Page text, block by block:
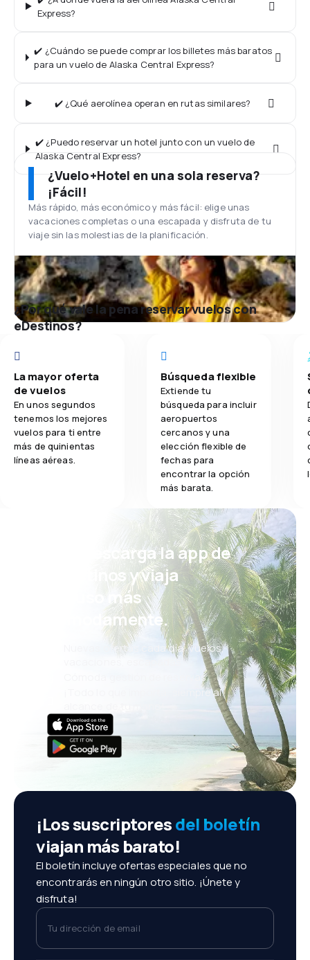
Express?
✔️ ¿Cuándo se puede comprar los billetes más baratos
para un vuelo de Alaska Central Express?
✔️ ¿Qué aerolínea operan en rutas similares?
✔️ ¿Puedo reservar un hotel junto con un vuelo de
Alaska Central Express?
¿Vuelo+Hotel en una sola reserva?
¡Fácil!
Más rápido, más económico y más fácil: elige unas
vacaciones completas o una escapada y disfruta de tu
viaje sin las molestias de la planificación.
¿Por qué vale la pena reservar vuelos con
eDestinos?
La mayor oferta
de vuelos
En unos segundos
tenemos los mejores
vuelos para ti entre
más de quinientas
líneas aéreas.
Búsqueda flexible
Extiende tu
búsqueda para incluir
aeropuertos
cercanos y una
elección flexible de
fechas para
encontrar la opción
más barata.
¡Eh! Descarga la app de
eDestinos y viaja
incluso más
cómodamente.
Nuevas ofertas cada día: vuelos,
vacaciones, escapadas
Cómoda gestión de reservas
¡Todo lo que importa, siempre al
¡Los suscriptoresdel boletín
viajan más barato!
El boletín incluye ofertas especiales que no
encontrarás en ningún otro sitio. ¡Únete y
disfruta!
Tu dirección de email